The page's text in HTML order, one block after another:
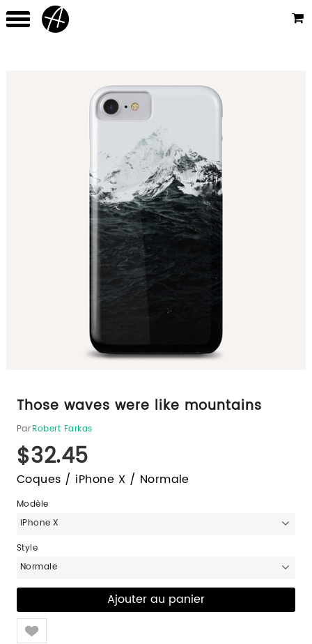
Those waves were like mountains
ParRobert Farkas
$32.45
Coques / iPhone X / Normale
Modèle
iPhone X
Style
Normale
Like